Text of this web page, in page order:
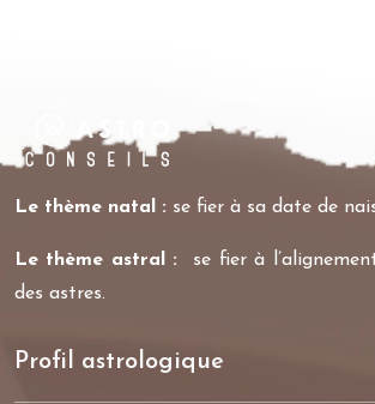
Le thème natal : se fier à sa date de
Le thème astral :
se fier à
des astres.
Profil astrologique